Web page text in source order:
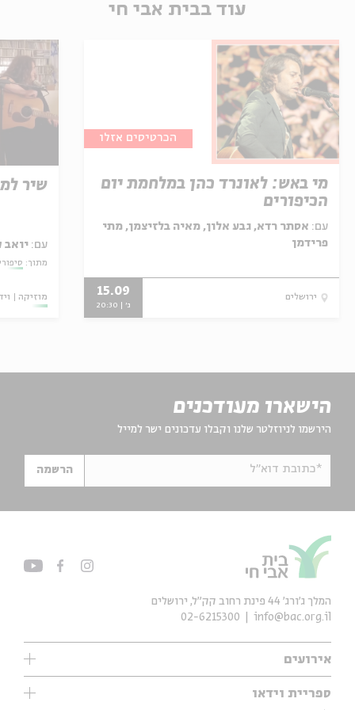
עוד בבית אבי חי
הכרטיסים אזלו
מי באש: לאונרד כהן במלחמת יום
הכיפורים
עם: אסתר רדא, גבע אלון, מאיה בלזיצמן, מתי
פרידמן
ירושלים 15.09
ג' | 20:30
שיר
עם: יואב
מתוך:
מוזיקה
הישארו מעודכנים
הירשמו לניוזלטר שלנו וקבלו עדכונים ישר למייל
*כתובת דוא"ל הרשמה
אירועים
עיון
אנגלית
ספריית וידאו
המלך ג'ורג' 44 פינת רחוב קק״ל, ירושלים
info@bac.org.il
02-6215300